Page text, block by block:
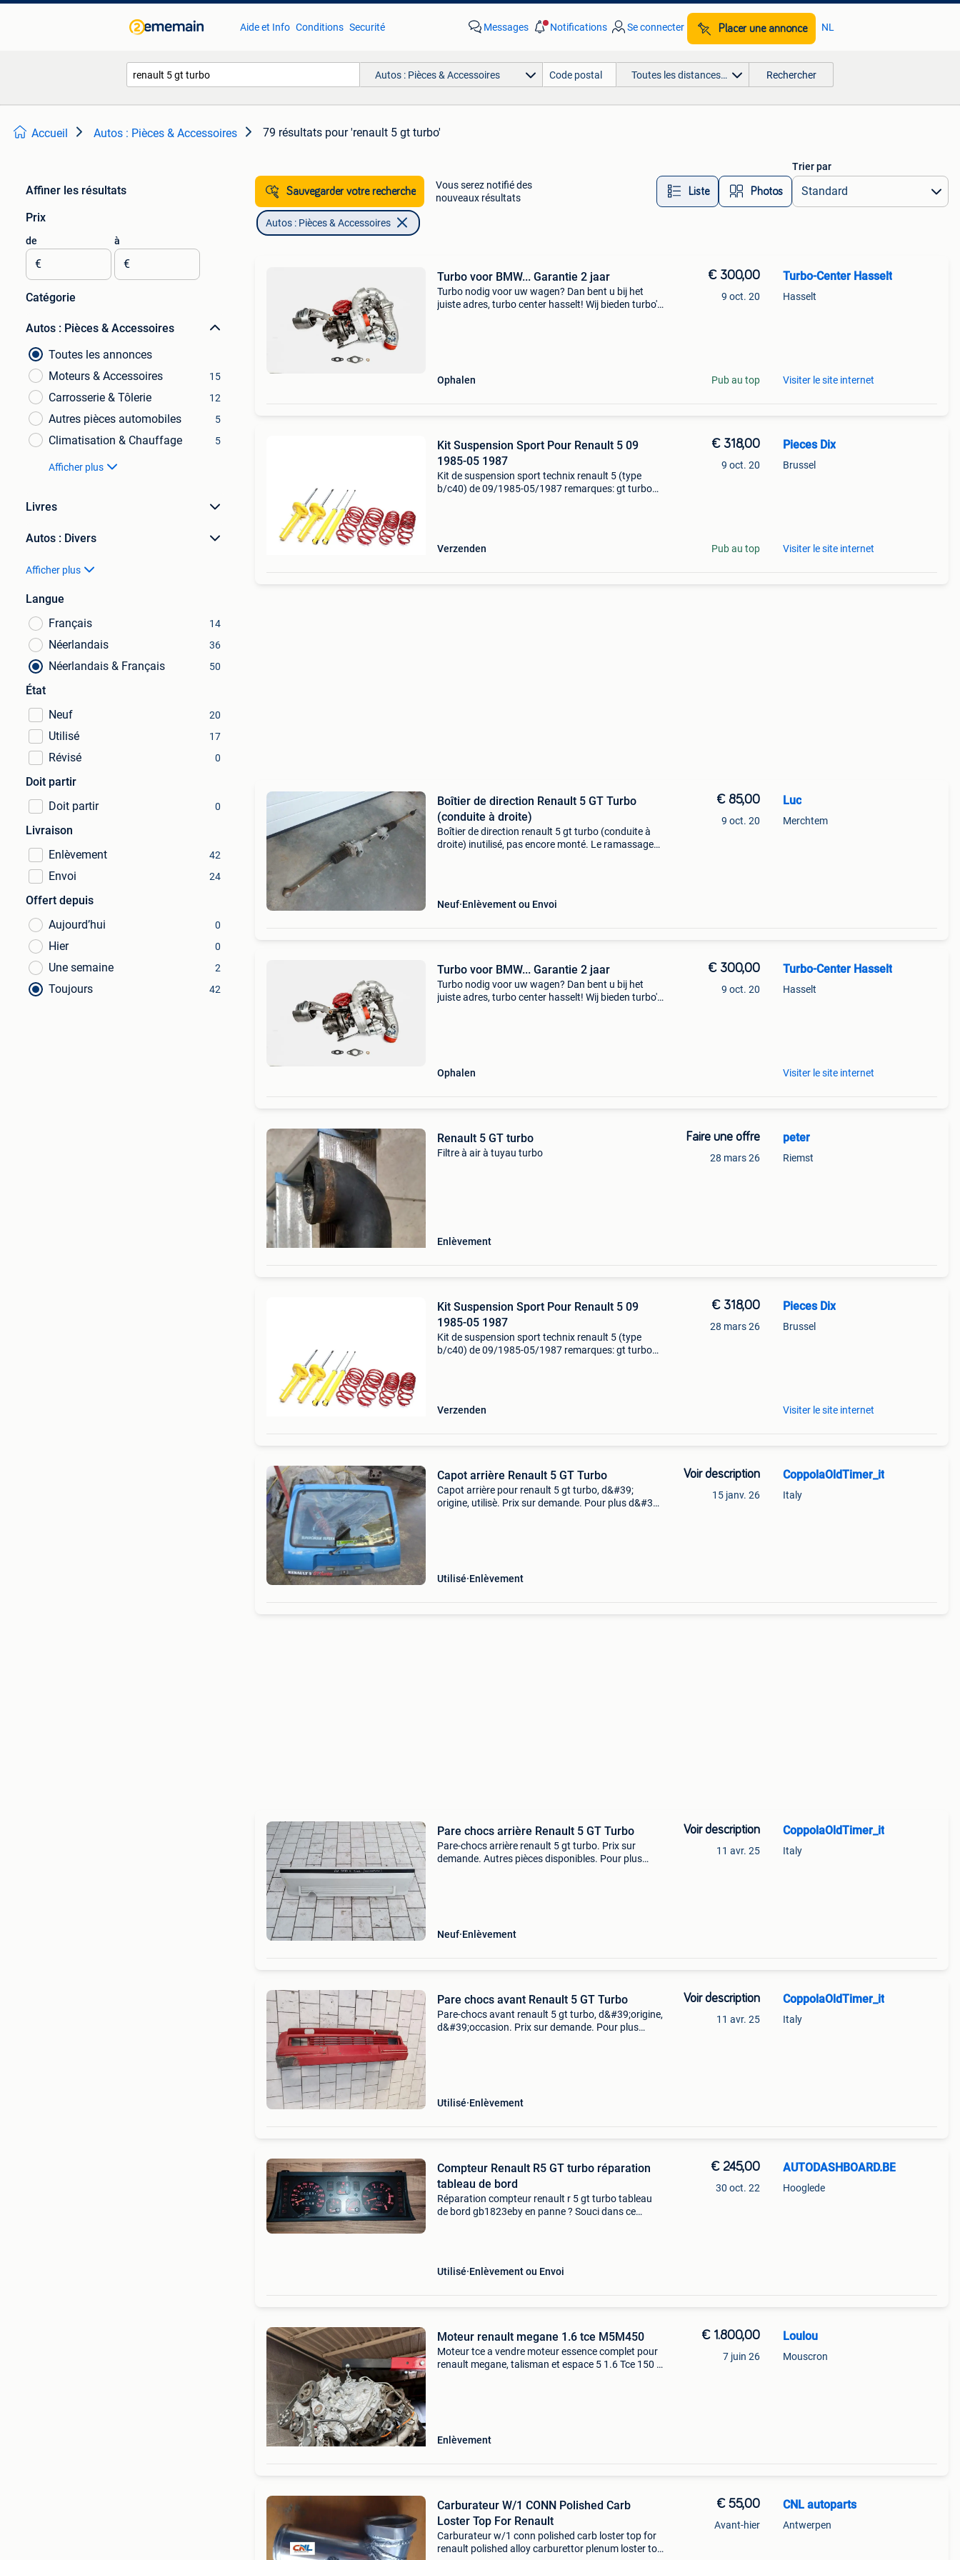
Aide et Info Conditions Securité Messages Notifications Se connecter Placer une annonce NL
Autos : Pièces & Accessoires Toutes les distances… Rechercher
Accueil Autos : Pièces & Accessoires 79 résultats pour 'renault 5 gt turbo'
Affiner les résultats
Prix
de
€
à
€
Catégorie
Autos : Pièces & Accessoires
Toutes les annonces
Moteurs & Accessoires
15
Carrosserie & Tôlerie 12
Autres pièces automobiles 5
Climatisation & Chauffage 5
Afficher plus
Livres
Autos : Divers
Afficher plus
Langue
Français
14
Néerlandais 36
Néerlandais & Français 50
État
Neuf
20
Utilisé 17
Révisé 0
Doit partir
Doit partir
0
Livraison
Enlèvement
42
Envoi 24
Offert depuis
Aujourd’hui
0
Hier 0
Une semaine 2
Toujours 42
Sauvegarder votre recherche
Vous serez notifié des
nouveaux résultats
Liste Photos
Trier par
Autos : Pièces & Accessoires
Turbo voor BMW... Garantie 2 jaar
Turbo nodig voor uw wagen? Dan bent u bij het
juiste adres, turbo center hasselt! Wij bieden turbo's
Ophalen
€ 300,00
9 oct. 20
Pub au top
Turbo-Center Hasselt
Hasselt
Visiter le site internet
Kit Suspension Sport Pour Renault 5 09
1985-05 1987
Kit de suspension sport technix renault 5 (type
b/c40) de 09/1985-05/1987 remarques: gt turbo
Verzenden
€ 318,00
9 oct. 20
Pub au top
Pieces Dix
Brussel
Visiter le site internet
Boîtier de direction Renault 5 GT Turbo
(conduite à droite)
Boîtier de direction renault 5 gt turbo (conduite à
droite) inutilisé, pas encore monté. Le ramassage
Neuf Enlèvement ou Envoi
€ 85,00
9 oct. 20
Luc
Merchtem
Turbo voor BMW... Garantie 2 jaar
Turbo nodig voor uw wagen? Dan bent u bij het
juiste adres, turbo center hasselt! Wij bieden turbo's
Ophalen
€ 300,00
9 oct. 20
Turbo-Center Hasselt
Hasselt
Visiter le site internet
Renault 5 GT turbo
Filtre à air à tuyau turbo
Enlèvement
Faire une offre
28 mars 26
peter
Riemst
Kit Suspension Sport Pour Renault 5 09
1985-05 1987
Kit de suspension sport technix renault 5 (type
b/c40) de 09/1985-05/1987 remarques: gt turbo
Verzenden
€ 318,00
28 mars 26
Pieces Dix
Brussel
Visiter le site internet
Capot arrière Renault 5 GT Turbo
Capot arrière pour renault 5 gt turbo, d&#39;
origine, utilisè. Prix sur demande. Pour plus d&#39;
Utilisé Enlèvement
Voir description
15 janv. 26
CoppolaOldTimer_it
Italy
Pare chocs arrière Renault 5 GT Turbo
Pare-chocs arrière renault 5 gt turbo. Prix sur
demande. Autres pièces disponibles. Pour plus
Neuf Enlèvement
Voir description
11 avr. 25
CoppolaOldTimer_it
Italy
Pare chocs avant Renault 5 GT Turbo
Pare-chocs avant renault 5 gt turbo, d&#39;origine,
d&#39;occasion. Prix sur demande. Pour plus
Utilisé Enlèvement
Voir description
11 avr. 25
CoppolaOldTimer_it
Italy
Compteur Renault R5 GT turbo réparation
tableau de bord
Réparation compteur renault r 5 gt turbo tableau
de bord gb1823eby en panne ? Souci dans ce
Utilisé Enlèvement ou Envoi
€ 245,00
30 oct. 22
AUTODASHBOARD.BE
Hooglede
Moteur renault megane 1.6 tce M5M450
Moteur tce a vendre moteur essence complet pour
renault megane, talisman et espace 5 1.6 Tce 150 à
Enlèvement
€ 1.800,00
7 juin 26
Loulou
Mouscron
Carburateur W/1 CONN Polished Carb
Loster Top For Renault
Carburateur w/1 conn polished carb loster top for
renault polished alloy carburettor plenum loster top
€ 55,00
Avant-hier
CNL autoparts
Antwerpen